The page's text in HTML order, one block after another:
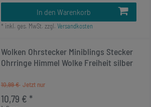
In den Warenkorb
* inkl. ges. MwSt. zzgl. Versandkosten
Wolken Ohrstecker Miniblings Stecker
Ohrringe Himmel Wolke Freiheit silber
10,99 €
10,79 € *